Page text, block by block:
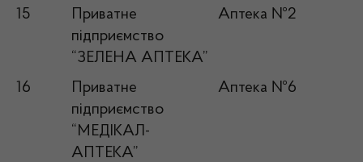
15
Приватне
підприємство
“ЗЕЛЕНА АПТЕКА”
Аптека №2
16
Приватне
підприємство
“МЕДІКАЛ-
АПТЕКА”
Аптека №6